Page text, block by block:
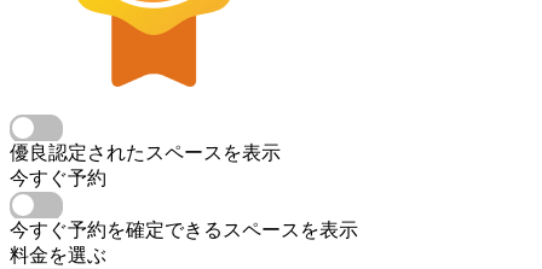
優良認定されたスペースを表示
今すぐ予約
今すぐ予約を確定できるスペースを表示
料金を選ぶ